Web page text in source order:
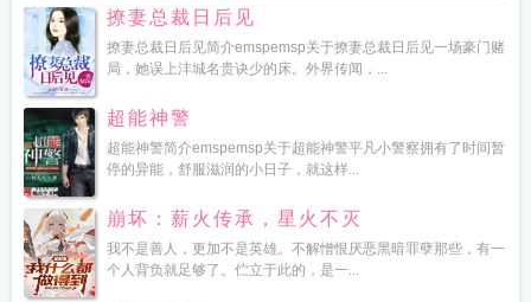
撩妻总裁日后见
撩妻总裁日后见简介emspemsp关于撩妻总裁日后见一场豪门赌
局，她误上沣城名贵诀少的床。外界传闻，...
超能神警
超能神警简介emspemsp关于超能神警平凡小警察拥有了时间暂
停的异能，舒服滋润的小日子，就这样...
崩坏：薪火传承，星火不灭
我不是善人，更加不是英雄。不解憎恨厌恶黑暗罪孽那些，有一
个人背负就足够了。伫立于此的，是一...